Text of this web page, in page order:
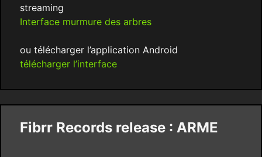
streaming
Interface murmure des arbres
ou télécharger l’application Android
télécharger l’interface
Fibrr Records release : ARME